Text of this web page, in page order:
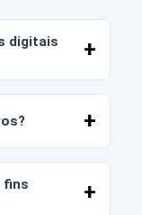
digitais
o seu e-
arquivos
fins